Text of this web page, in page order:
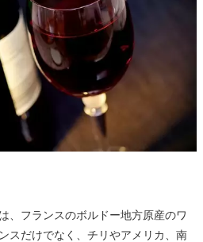
、フランスのボルドー地方原産のワ
スだけでなく、チリやアメリカ、南